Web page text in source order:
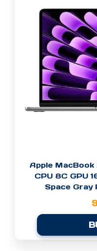
Apple MacBook
CPU 8C GPU
Space Gray